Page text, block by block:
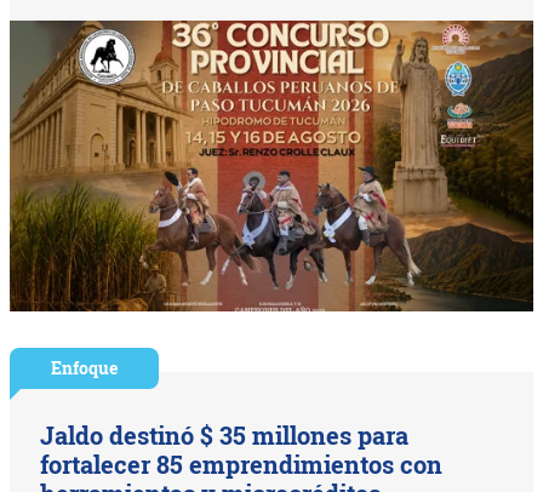
Enfoque
Jaldo destinó $ 35 millones para
fortalecer 85 emprendimientos con